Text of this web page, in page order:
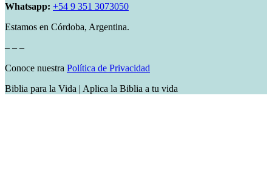
Whatsapp: +54 9 351 3073050
Estamos en Córdoba, Argentina.
– – –
Conoce nuestra Política de Privacidad
Biblia para la Vida | Aplica la Biblia a tu vida